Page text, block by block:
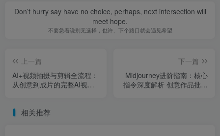
Don’t hurry say have no choice, perhaps, next intersection will
meet hope.
不要急着说别无选择，也许、下个路口就会遇见希望
上一篇
AI+视频拍摄与剪辑全流程：
从创意到成片的完整AI视频
下一篇
Midjourney进阶指南：核心
指令深度解析 创意作品批量
相关推荐